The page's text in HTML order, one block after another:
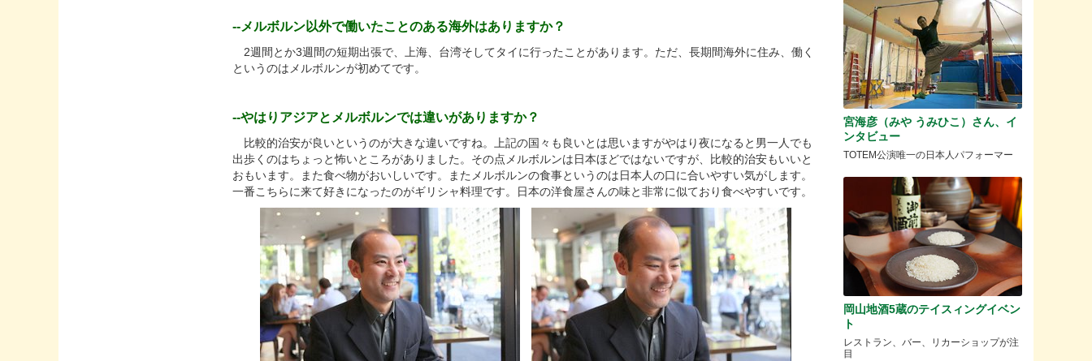
--メルボルン以外で働いたことのある海外はありますか？
2週間とか3週間の短期出張で、上海、台湾そしてタイに行ったことがあります。ただ、長期間海外に住み、働く
というのはメルボルンが初めてです。
--やはりアジアとメルボルンでは違いがありますか？
比較的治安が良いというのが大きな違いですね。上記の国々も良いとは思いますがやはり夜になると男一人でも
出歩くのはちょっと怖いところがありました。その点メルボルンは日本ほどではないですが、比較的治安もいいと
おもいます。また食べ物がおいしいです。またメルボルンの食事というのは日本人の口に合いやすい気がします。
一番こちらに来て好きになったのがギリシャ料理です。日本の洋食屋さんの味と非常に似ており食べやすいです。
宮海彦（みや うみひこ）さん、イ
ンタビュー
TOTEM公演唯一の日本人パフォーマー
岡山地酒5蔵のテイスィングイベン
ト
レストラン、バー、リカーショップが注
目